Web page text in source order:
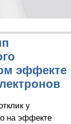
эффекте
у
на эффекте